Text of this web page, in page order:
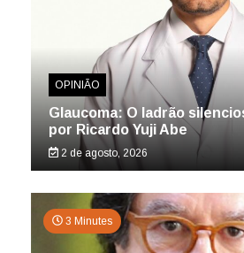
OPINIÃO
Glaucoma: O ladrão
por Ricardo Yuji Abe
2 de agosto, 2026
3 Minutes